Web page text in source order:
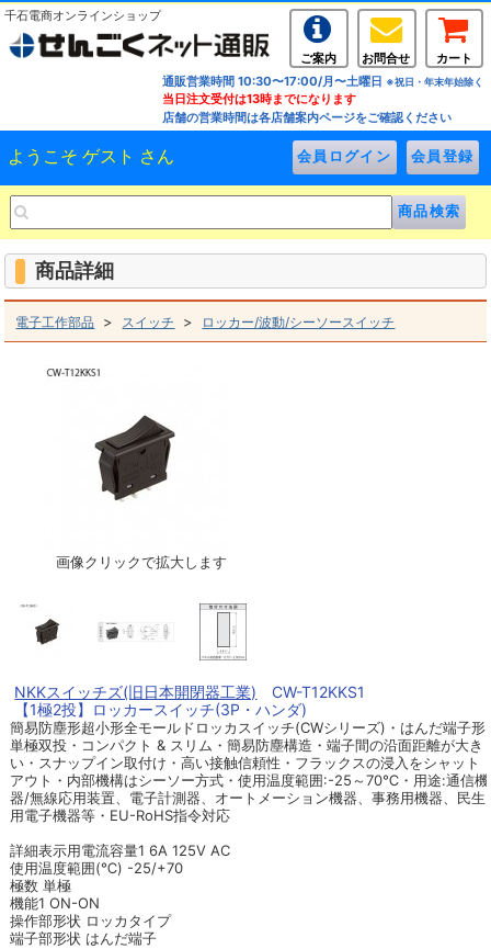
千石電商オンラインショップ
ご案内 お問合せ
カート
通販営業時間 10:30〜17:00/月〜土曜日 ※祝日・年末年始除く
当日注文受付は13時までになります
店舗の営業時間は各店舗案内ページをご確認ください
ようこそ ゲスト さん
商品詳細
電子工作部品 > スイッチ > ロッカー/波動/シーソースイッチ
画像クリックで拡大します
NKKスイッチズ(旧日本開閉器工業) CW-T12KKS1
【1極2投】ロッカースイッチ(3P・ハンダ)
簡易防塵形超小形全モールドロッカスイッチ(CWシリーズ)・はんだ端子形:
単極双投・コンパクト & スリム・簡易防塵構造・端子間の沿面距離が大き
い・スナップイン取付け・高い接触信頼性・フラックスの浸入をシャット
アウト・内部機構はシーソー方式・使用温度範囲:-25～70℃・用途:通信機
器/無線応用装置、電子計測器、オートメーション機器、事務用機器、民生
用電子機器等・EU-RoHS指令対応
詳細表示用電流容量1 6A 125V AC
使用温度範囲(℃) -25/+70
極数 単極
機能1 ON-ON
操作部形状 ロッカタイプ
端子部形状 はんだ端子